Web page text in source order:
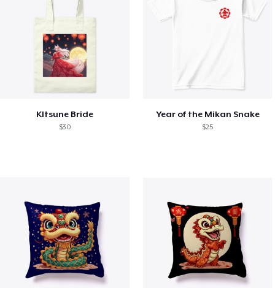
KItsune Bride
$30
Year of the Mikan Snake
$25